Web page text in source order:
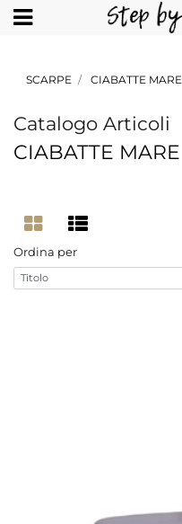
Open
SCARPE CIABATTE MARE
Catalogo Articoli
CIABATTE MARE
Ordina per